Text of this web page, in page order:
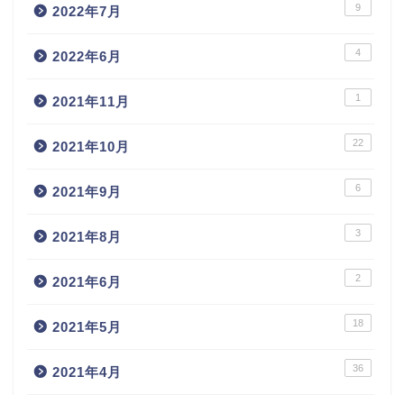
2022年7月 9
2022年6月 4
2021年11月 1
2021年10月 22
2021年9月 6
2021年8月 3
2021年6月 2
2021年5月 18
2021年4月 36